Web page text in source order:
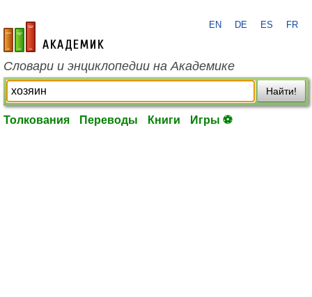
academic.ru
EN DE ES FR
Словари и энциклопедии на Академике
Найти!
Толкования Переводы Книги Игры ⚽